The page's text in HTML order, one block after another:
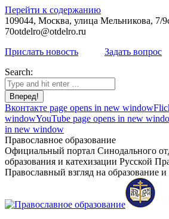
Перейти к содержанию
109044, Москва, улица Мельникова, 7/
70otdelro@otdelro.ru
Прислать новость
Задать вопрос
Search:
Вконтакте page opens in new window
windowYouTube page opens in new
in new window
Православное образование
Официальный портал Синодального
образования и катехизации Русской
Православный взгляд на образование